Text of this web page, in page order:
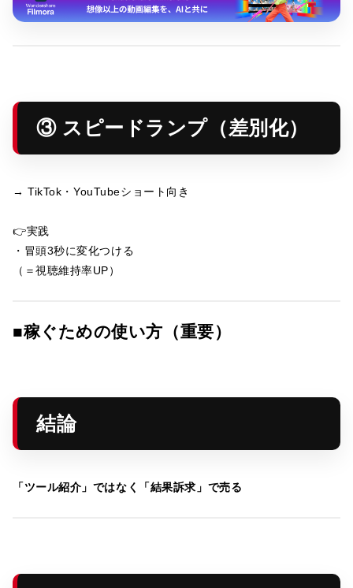
③ スピードランプ（差別化）
→ TikTok・YouTubeショート向き
👉実践
・冒頭3秒に変化つける
（＝視聴維持率UP）
■稼ぐための使い方（重要）
結論
「ツール紹介」ではなく「結果訴求」で売る